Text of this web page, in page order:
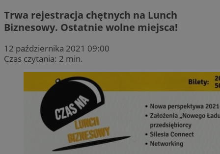
Trwa rejestracja chętnych na Lunch
Biznesowy. Ostatnie wolne miejsca!
12 października 2021 09:00
Czas czytania: 2 min.